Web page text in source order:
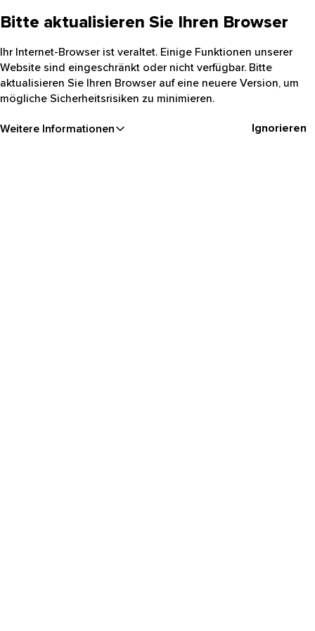
Bitte aktualisieren Sie Ihren Browser
Ihr Internet-Browser ist veraltet. Einige Funktionen unserer
Website sind eingeschränkt oder nicht verfügbar. Bitte
aktualisieren Sie Ihren Browser auf eine neuere Version, um
mögliche Sicherheitsrisiken zu minimieren.
Weitere Informationen Ignorieren